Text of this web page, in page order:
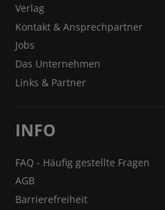
Verlag
Kontakt & Ansprechpartner
Jobs
Das Unternehmen
Links & Partner
INFO
FAQ - Häufig gestellte Fragen
AGB
Barrierefreiheit